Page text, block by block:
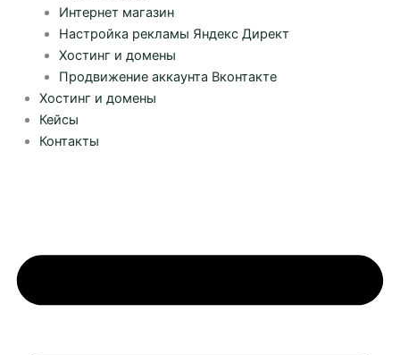
Интернет магазин
Настройка рекламы Яндекс Директ
Хостинг и домены
Продвижение аккаунта Вконтакте
Хостинг и домены
Кейсы
Контакты